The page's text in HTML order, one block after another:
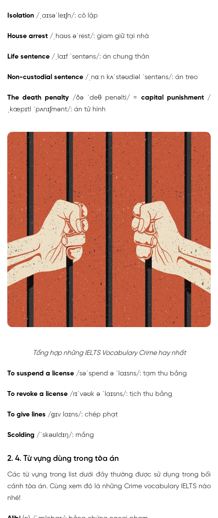
Isolation /ˌaɪsəˈleɪʃn/: cô lập
House arrest /ˌhaʊs əˈrest/: giam giữ tại nhà
Life sentence /ˌlaɪf ˈsentəns/: án chung thân
Non-custodial sentence /ˌnɑːn kʌˈstəʊdiəl ˈsentəns/: án treo
The death penalty /ðə ˈdeθ penəlti/ = capital punishment/
ˌkæpɪtl ˈpʌnɪʃmənt/: án tử hình
Tổng hợp những IELTS Vocabulary Crime hay nhất
To suspend a license /səˈspend ə ˈlaɪsns/: tạm thu bằng
To revoke a license /rɪˈvəʊk ə ˈlaɪsns/: tịch thu bằng
To give lines /ɡɪv laɪns/: chép phạt
Scolding /ˈskəʊldɪŋ/: mắng
2. 4. Từ vựng dùng trong tòa án
Các từ vựng trong list dưới đây thường được sử dụng trong bối
cảnh tòa án. Cùng xem đó là những Crime vocabulary IELTS nào
nhé!